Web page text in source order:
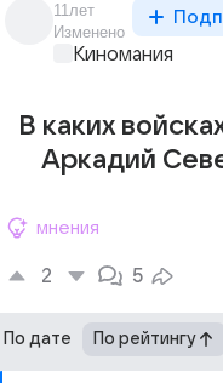
11лет
Изменено
Киномания
В каких
Аркадий
мнения
2 5
По дате По рейтингу